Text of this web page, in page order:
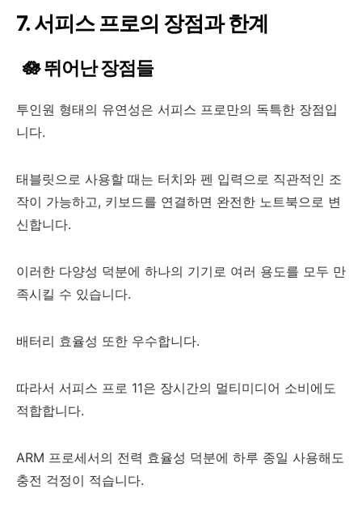
7. 서피스 프로의 장점과 한계
🪷 뛰어난 장점들
투인원 형태의 유연성은 서피스 프로만의 독특한 장점입
니다.
태블릿으로 사용할 때는 터치와 펜 입력으로 직관적인 조
작이 가능하고, 키보드를 연결하면 완전한 노트북으로 변
신합니다.
이러한 다양성 덕분에 하나의 기기로 여러 용도를 모두 만
족시킬 수 있습니다.
배터리 효율성 또한 우수합니다.
따라서 서피스 프로 11은 장시간의 멀티미디어 소비에도
적합합니다.
ARM 프로세서의 전력 효율성 덕분에 하루 종일 사용해도
충전 걱정이 적습니다.